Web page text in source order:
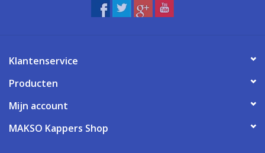
Klantenservice
Producten
Mijn account
MAKSO Kappers Shop